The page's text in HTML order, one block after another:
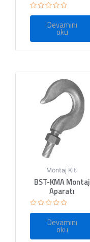
5
Devamını
oku
Montaj Kiti
BST-KMA Montaj
Aparatı
5
üzerinden
aldı
Devamını
oku